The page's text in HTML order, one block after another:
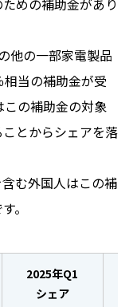
めの補助金があり
他の一部家電製品
当の補助金が受
の補助金の対象
とからシェアを落
む外国人はこの補
。
2025年Q1
シェア